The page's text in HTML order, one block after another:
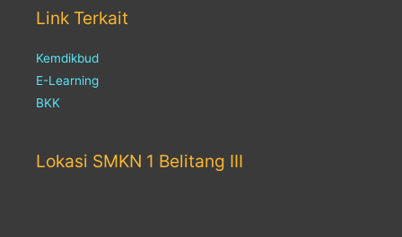
Link Terkait
Kemdikbud
E-Learning
BKK
Lokasi SMKN 1 Belitang III